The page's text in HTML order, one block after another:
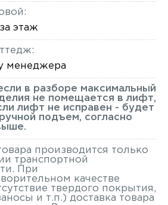
этаж
менеджера
в разборе максимальный
не помещается в лифт,
лифт не исправен - будет
подъем, согласно
производится только
транспортной
При
качестве
твердого покрытия,
и т.п.) доставка товара